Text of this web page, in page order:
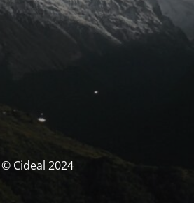
© Cideal 2024